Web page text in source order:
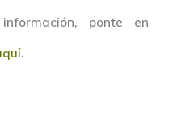
ponte en
.